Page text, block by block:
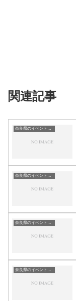
関連記事
奈良県のイベント会場一覧
奈良県のイベント会場一覧
奈良県のイベント会場一覧
奈良県のイベント会場一覧